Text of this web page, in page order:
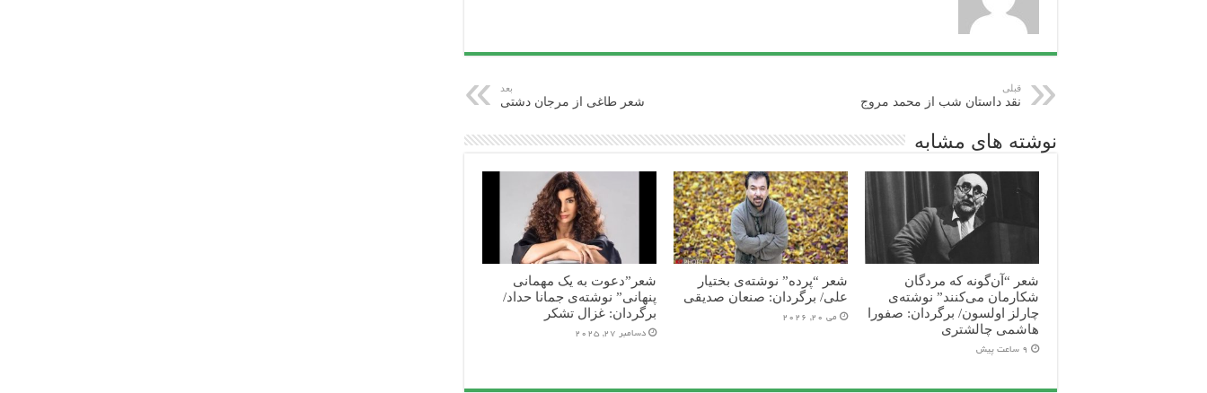
قبلی
نقد داستان شب از محمد مروج
بعد
شعر طاغی از مرجان دشتی
نوشته های مشابه
شعر “آن‌گونه که مردگان
شکارمان می‌کنند” نوشته‌ی
چارلز اولسون/ برگردان: صفورا
هاشمی چالشتری
9 ساعت پیش
شعر “پرده” نوشته‌ی بختیار
علی/ برگردان: صنعان صدیقی
می 20, 2026
شعر”دعوت به یک مهمانی
پنهانی” نوشته‌ی جمانا حداد/
برگردان: غزال تشکر
دسامبر 27, 2025